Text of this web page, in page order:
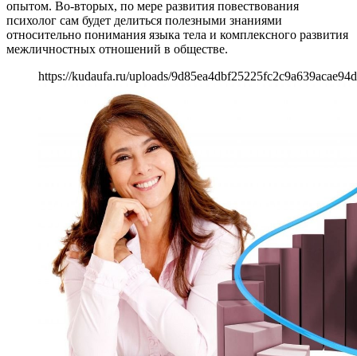
опытом. Во-вторых, по мере развития повествования
психолог сам будет делиться полезными знаниями
относительно понимания языка тела и комплексного развития
межличностных отношений в обществе.
https://kudaufa.ru/uploads/